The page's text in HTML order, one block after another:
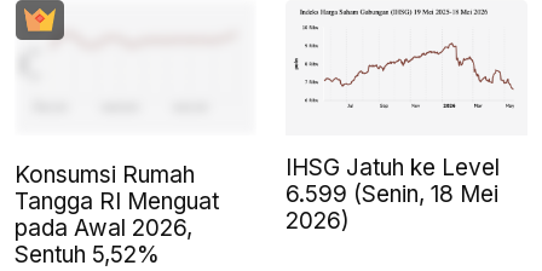
Konsumsi Rumah
Tangga RI Menguat
pada Awal 2026,
Sentuh 5,52%
IHSG Jatuh ke Level
6.599 (Senin, 18 Mei
2026)